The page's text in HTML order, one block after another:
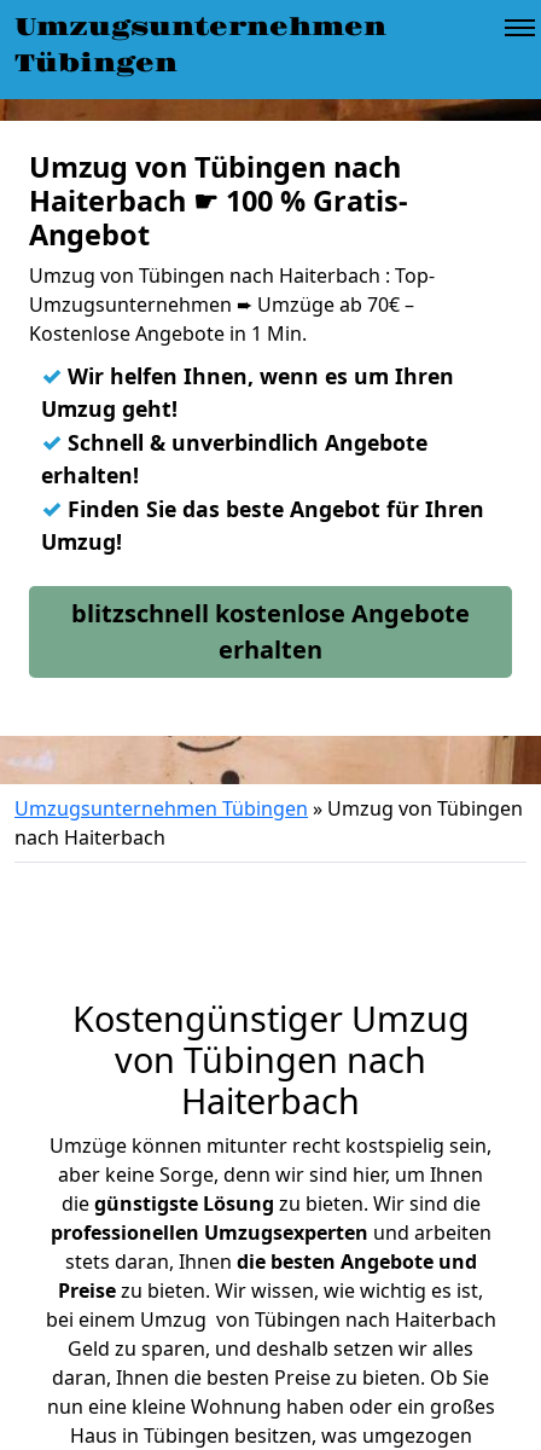
Umzugsunternehmen
Tübingen
Umzug von Tübingen nach
Haiterbach ☛ 100 % Gratis-
Angebot
Umzug von Tübingen nach Haiterbach : Top-
Umzugsunternehmen ➨ Umzüge ab 70€ –
Kostenlose Angebote in 1 Min.
✓ Wir helfen Ihnen, wenn es um Ihren
Umzug geht!
✓ Schnell & unverbindlich Angebote
erhalten!
✓ Finden Sie das beste Angebot für Ihren
Umzug!
blitzschnell kostenlose Angebote
erhalten
Umzugsunternehmen Tübingen » Umzug von Tübingen
nach Haiterbach
Kostengünstiger Umzug
von Tübingen nach
Haiterbach
Umzüge können mitunter recht kostspielig sein,
aber keine Sorge, denn wir sind hier, um Ihnen
diegünstigste Lösung zu bieten. Wir sind die
professionellen Umzugsexperten und arbeiten
stets daran, Ihnen die besten Angebote und
Preisezu bieten. Wir wissen, wie wichtig es ist,
bei einem Umzug von Tübingen nach Haiterbach
Geld zu sparen, und deshalb setzen wir alles
daran, Ihnen die besten Preise zu bieten. Ob Sie
nun eine kleine Wohnung haben oder ein großes
Haus in Tübingen besitzen, was umgezogen